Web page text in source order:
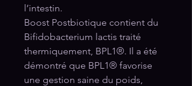
l’intestin.
Boost Postbiotique contient du
Bifidobacterium lactis traité
thermiquement, BPL1®. Il a été
démontré que BPL1® favorise
une gestion saine du poids,